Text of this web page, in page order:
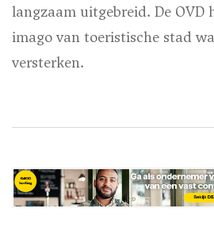
langzaam uitgebreid. De OVD
imago van toeristische stad
versterken.